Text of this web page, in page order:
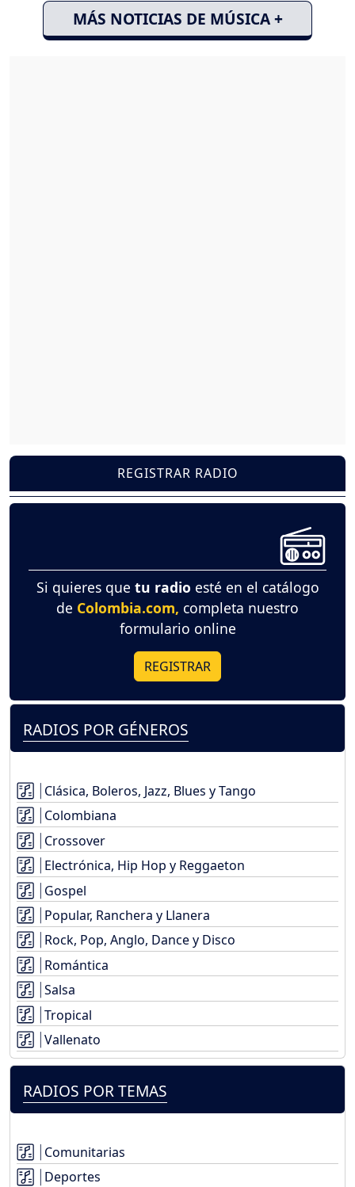
MÁS NOTICIAS DE MÚSICA +
REGISTRAR RADIO
Si quieres que tu radio esté en el catálogo
de Colombia.com, completa nuestro
formulario online
REGISTRAR
RADIOS POR GÉNEROS
Clásica, Boleros, Jazz, Blues y Tango
Colombiana
Crossover
Electrónica, Hip Hop y Reggaeton
Gospel
Popular, Ranchera y Llanera
Rock, Pop, Anglo, Dance y Disco
Romántica
Salsa
Tropical
Vallenato
RADIOS POR TEMAS
Comunitarias
Deportes